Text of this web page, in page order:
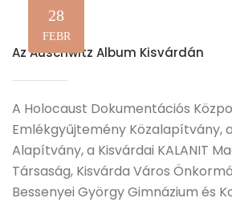
28
FEBR
Az Auschwitz Album Kisvárdán
A Holocaust Dokumentációs
Emlékgyűjtemény Közalapítvány,
Alapítvány, a Kisvárdai KALANIT
Társaság, Kisvárda Város
Bessenyei György Gimnázium és